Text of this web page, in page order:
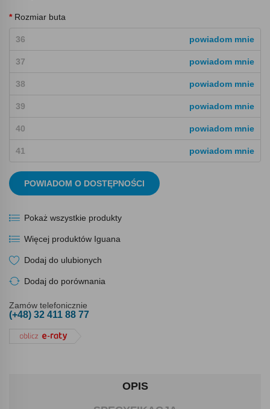
Rozmiar buta
36 powiadom mnie
37 powiadom mnie
38 powiadom mnie
39 powiadom mnie
40 powiadom mnie
41 powiadom mnie
POWIADOM O DOSTĘPNOŚCI
Pokaż wszystkie produkty
Więcej produktów Iguana
Dodaj do ulubionych
Dodaj do porównania
Zamów telefonicznie
(+48) 32 411 88 77
OPIS